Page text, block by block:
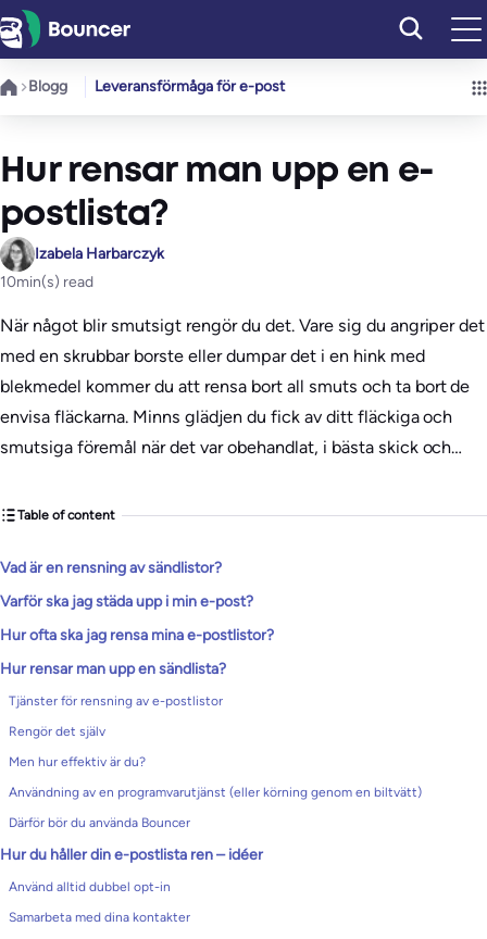
Hoppa
till
innehåll
Blogg Leveransförmåga för e-post
Hur rensar man upp en e-
postlista?
Izabela Harbarczyk
10min(s) read
När något blir smutsigt rengör du det. Vare sig du angriper det
med en skrubbar borste eller dumpar det i en hink med
blekmedel kommer du att rensa bort all smuts och ta bort de
envisa fläckarna. Minns glädjen du fick av ditt fläckiga och
smutsiga föremål när det var obehandlat, i bästa skick och…
Table of content
Vad är en rensning av sändlistor?
Varför ska jag städa upp i min e-post?
Hur ofta ska jag rensa mina e-postlistor?
Hur rensar man upp en sändlista?
Tjänster för rensning av e-postlistor
Rengör det själv
Men hur effektiv är du?
Användning av en programvarutjänst (eller körning genom en biltvätt)
Därför bör du använda Bouncer
Hur du håller din e-postlista ren – idéer
Använd alltid dubbel opt-in
Samarbeta med dina kontakter